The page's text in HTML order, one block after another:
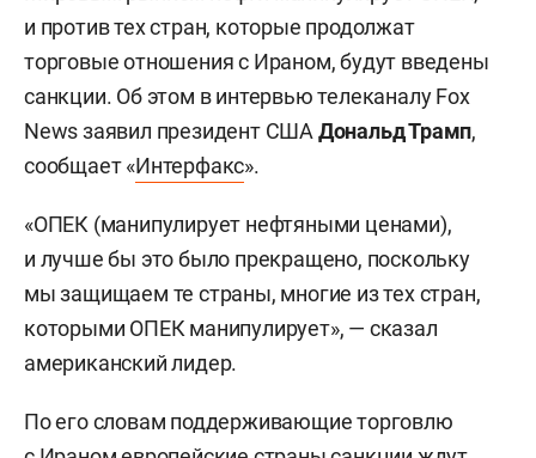
и против тех стран, которые продолжат
торговые отношения с Ираном, будут введены
санкции. Об этом в интервью телеканалу Fox
News заявил президент США Дональд Трамп,
сообщает «Интерфакс».
«ОПЕК (манипулирует нефтяными ценами),
и лучше бы это было прекращено, поскольку
мы защищаем те страны, многие из тех стран,
которыми ОПЕК манипулирует», — сказал
американский лидер.
По его словам поддерживающие торговлю